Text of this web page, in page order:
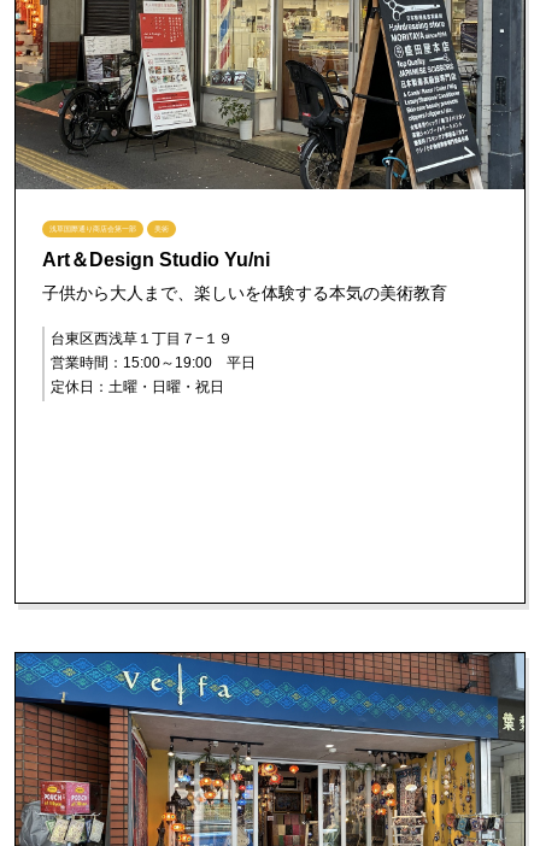
浅草国際通り商店会第一部 美術
Art＆Design Studio Yu/ni
子供から大人まで、楽しいを体験する本気の美術教育
台東区西浅草１丁目７−１９
営業時間：15:00～19:00 平日
定休日：土曜・日曜・祝日